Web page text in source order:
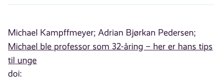
Michael Kampffmeyer; Adrian Bjørkan Pedersen;
Michael ble professor som 32-åring – her er hans tips
til unge
doi: